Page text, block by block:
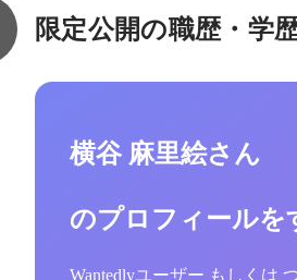
限定公開の職歴・学
横谷 麻里絵さん
のプロフィールを
Wantedlyユーザー もしくは